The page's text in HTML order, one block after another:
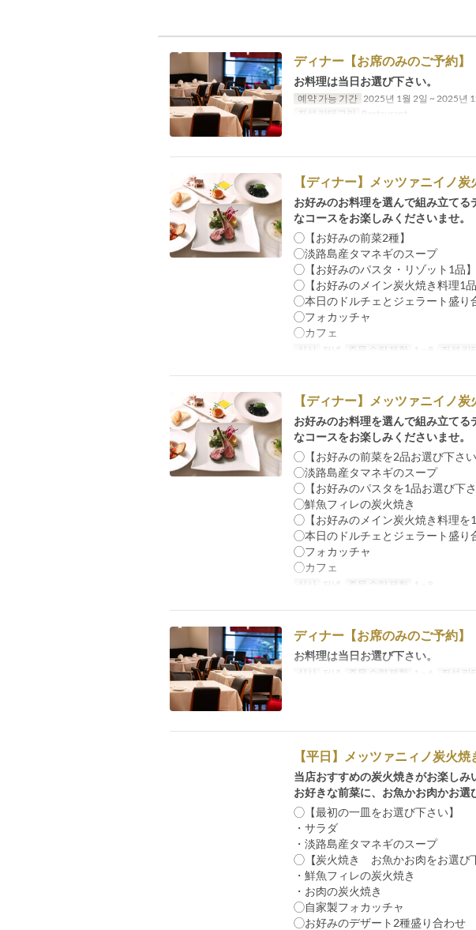
ディナー【お席のみのご予約】
お料理は当日お選び下さい。
예약 가능 기간 2025년 1월 2일 ~ 2025년
좌석 카테고리
Restaurant
【ディナー】メッツァニイノ
お好みのお料理を選んで組み立て
なコースをお楽しみくださいませ。
◯【お好みの前菜2種】
◯淡路島産タマネギのスープ
◯【お好みのパスタ・リゾット1品】
◯【お好みのメイン炭火焼き料理1品
◯本日のドルチェとジェラート盛り
◯フォカッチャ
◯カフェ
식사 저녁 주문 수량 제한 1 ~ 8 좌석 카
【ディナー】メッツァニイノ
お好みのお料理を選んで組み立て
なコースをお楽しみくださいませ。
◯【お好みの前菜を2品お選び下さい
◯淡路島産タマネギのスープ
◯【お好みのパスタを1品お選び下さ
◯鮮魚フィレの炭火焼き
◯【お好みのメイン炭火焼き料理を1
◯本日のドルチェとジェラート盛り
◯フォカッチャ
◯カフェ
식사 저녁 주문 수량 제한 1 ~ 8
ディナー【お席のみのご予約】
お料理は当日お選び下さい。
식사 저녁 주문 수량 제한 1 ~ 6 좌석 카
【平日】メッツァニィノ炭火
当店おすすめの炭火焼きがお楽しみ
お好きな前菜に、お魚かお肉かお選
◯【最初の一皿をお選び下さい】
・サラダ
・淡路島産タマネギのスープ
◯【炭火焼き お魚かお肉をお選び
・鮮魚フィレの炭火焼き
・お肉の炭火焼き
◯自家製フォカッチャ
◯お好みのデザート2種盛り合わせ